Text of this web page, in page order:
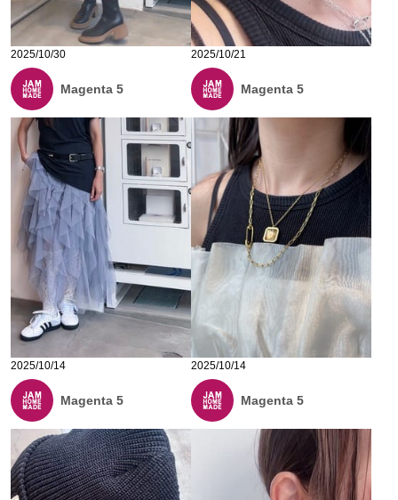
2025/10/30
Magenta 5
2025/10/21
Magenta 5
2025/10/14
Magenta 5
2025/10/14
Magenta 5